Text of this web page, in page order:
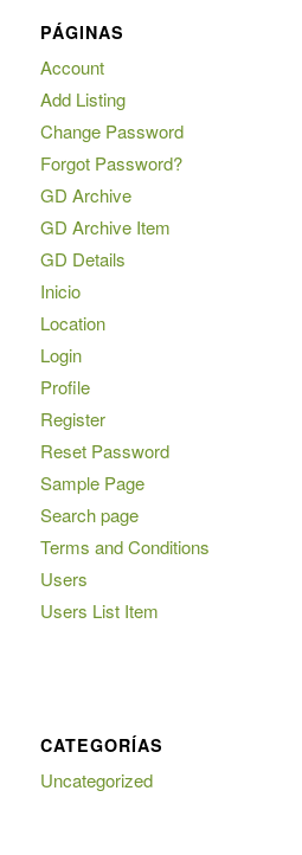
PÁGINAS
Account
Add Listing
Change Password
Forgot Password?
GD Archive
GD Archive Item
GD Details
Inicio
Location
Login
Profile
Register
Reset Password
Sample Page
Search page
Terms and Conditions
Users
Users List Item
CATEGORÍAS
Uncategorized